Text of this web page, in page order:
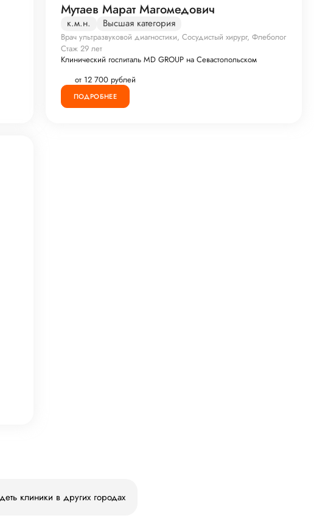
Мутаев Марат Магомедович
к.м.н. Высшая категория
Врач ультразвуковой диагностики, Сосудистый хирург, Флеболог
Стаж 29 лет
Клинический госпиталь MD GROUP на Севастопольском
от 12 700 рублей
ПОДРОБНЕЕ
клиники в других городах